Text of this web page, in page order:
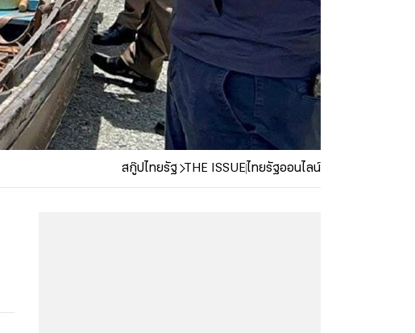
สกู๊ปไทยรัฐ THE ISSUEไทยรัฐออนไลน์